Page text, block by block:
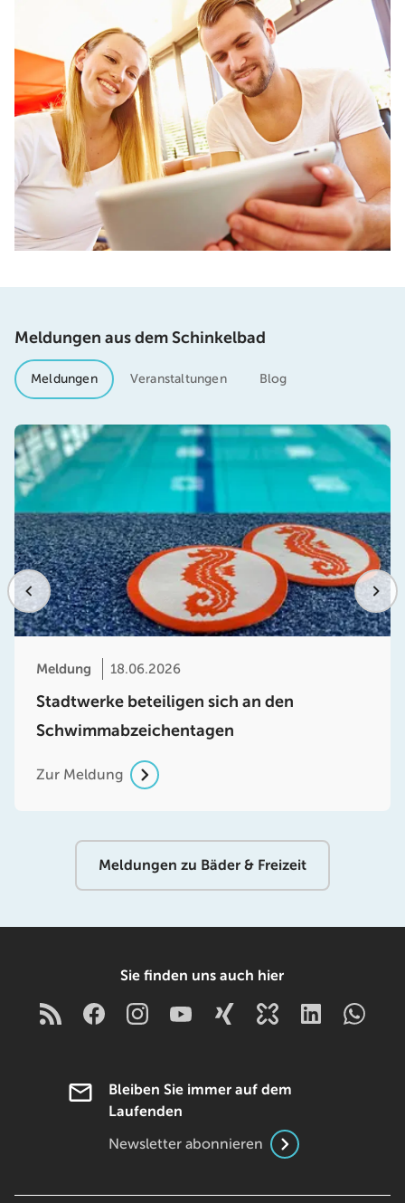
Meldungen aus dem Schinkelbad
Meldungen Veranstaltungen Blog
Meldung 18.06.2026
Stadtwerke beteiligen sich an den
Schwimmabzeichentagen
Zur Meldung
Meldungen zu Bäder & Freizeit
Sie finden uns auch hier
Bleiben Sie immer auf dem
Laufenden
Newsletter abonnieren